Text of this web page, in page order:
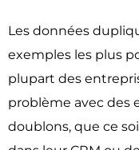
Les données
exemples les plus
plupart des
problème avec des
doublons, que ce